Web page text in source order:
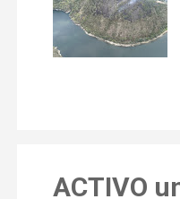
ACTIVO